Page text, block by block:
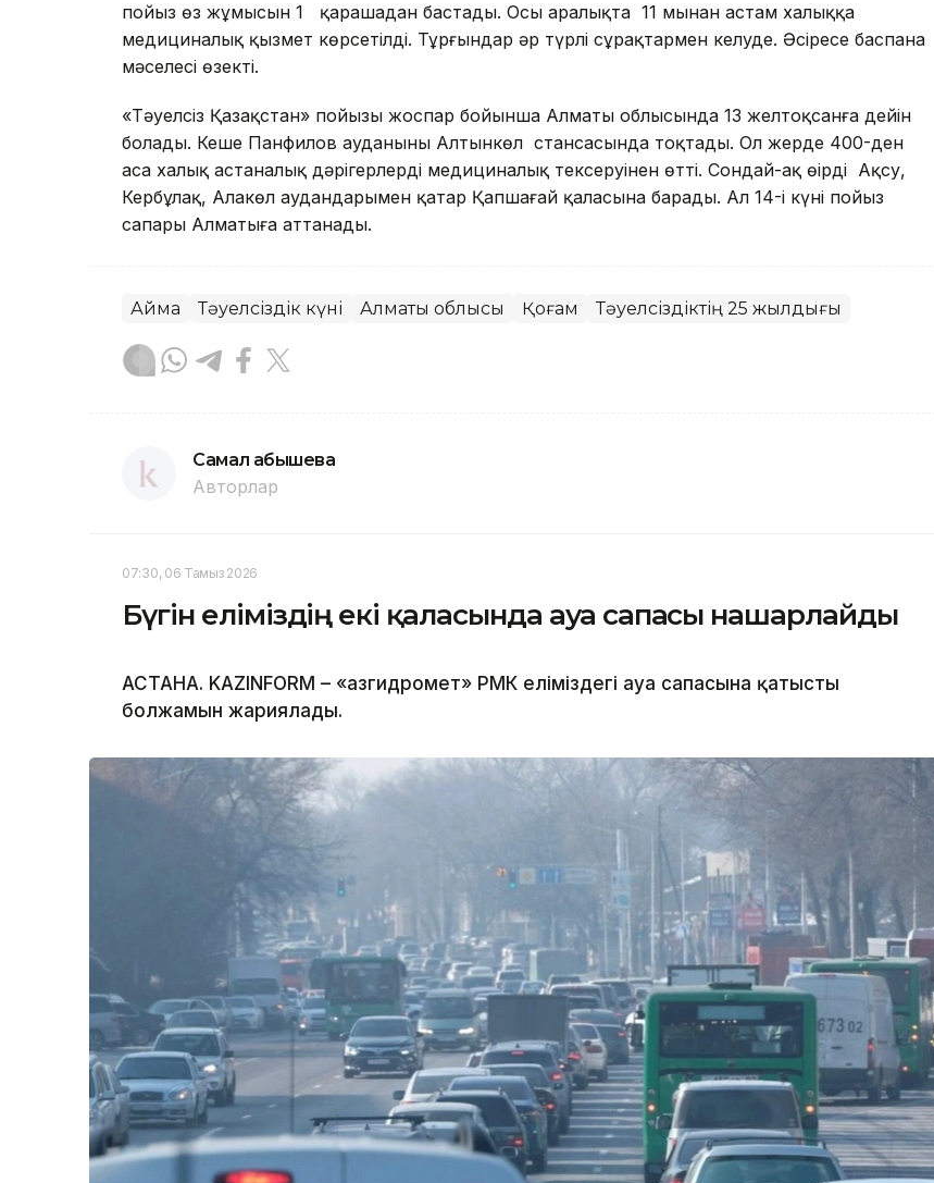
пойыз өз жұмысын 1 қарашадан бастады. Осы аралықта 11 мыңнан астам халыққа
медициналық қызмет көрсетілді. Тұрғындар әр түрлі сұрақтармен келуде. Әсіресе баспана
мәселесі өзекті.
«Тәуелсіз Қазақстан» пойызы жоспар бойынша Алматы облысында 13 желтоқсанға дейін
болады. Кеше Панфилов ауданының Алтынкөл стансасында тоқтады. Ол жерде 400-ден
аса халық астаналық дәрігерлердің медициналық тексеруінен өтті. Сондай-ақ өңірдің Ақсу,
Кербұлақ, Алакөл аудандарымен қатар Қапшағай қаласына барады. Ал 14-і күні пойыз
сапары Алматыға аттанады.
Аймақ Тәуелсіздік күні Алматы облысы Қоғам Тәуелсіздіктің 25 жылдығы
Самал Қабышева
Авторлар
07:30, 06 Тамыз 2026
Бүгін еліміздің екі қаласында ауа сапасы нашарлайды
АСТАНА. KAZINFORM – «Қазгидромет» РМК еліміздегі ауа сапасына қатысты
болжамын жариялады.